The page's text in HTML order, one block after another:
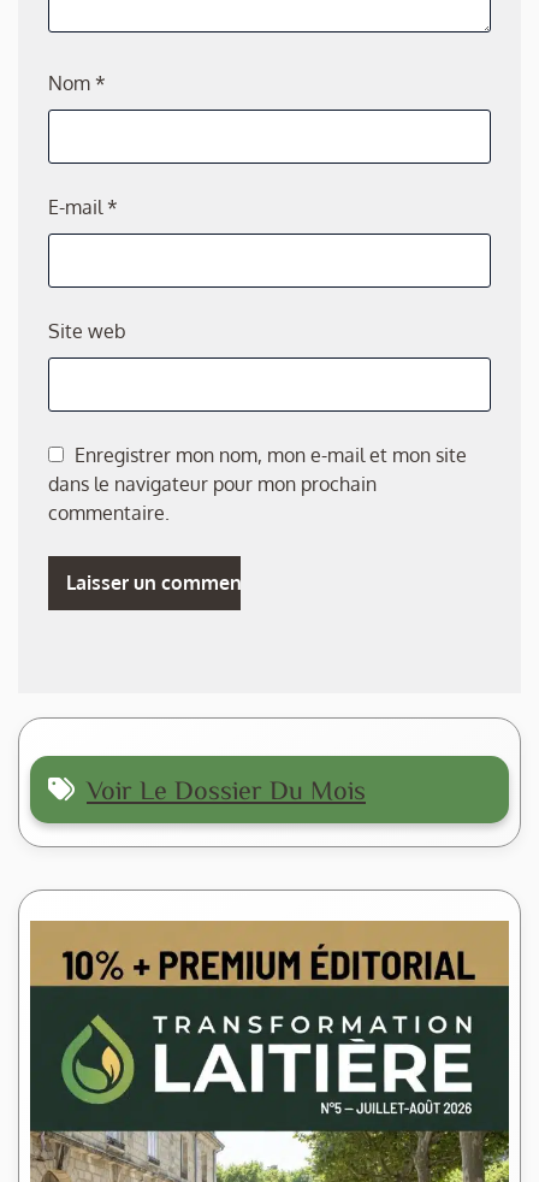
Nom *
E-mail *
Site web
Enregistrer mon nom, mon e-mail et mon site
dans le navigateur pour mon prochain
commentaire.
Voir Le Dossier Du Mois